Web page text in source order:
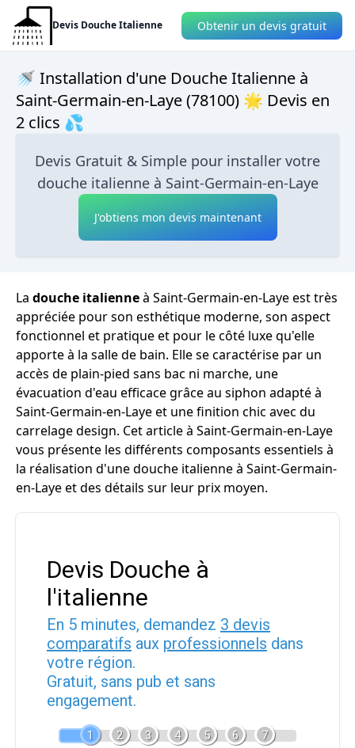
Devis Douche Italienne Obtenir un devis gratuit
🚿 Installation d'une Douche Italienne à
Saint-Germain-en-Laye (78100) 🌟 Devis en
2 clics 💦
Devis Gratuit & Simple pour installer votre
douche italienne à Saint-Germain-en-Laye
J'obtiens mon devis maintenant
La douche italienneà Saint-Germain-en-Laye est très
appréciée pour son esthétique moderne, son aspect
fonctionnel et pratique et pour le côté luxe qu'elle
apporte à la salle de bain. Elle se caractérise par un
accès de plain-pied sans bac ni marche, une
évacuation d'eau efficace grâce au siphon adapté à
Saint-Germain-en-Laye et une finition chic avec du
carrelage design. Cet article à Saint-Germain-en-Laye
vous présente les différents composants essentiels à
la réalisation d'une douche italienne à Saint-Germain-
en-Laye et des détails sur leur prix moyen.
Devis Douche à
l'italienne
En 5 minutes, demandez 3 devis
comparatifs aux professionnels dans
votre région.
Gratuit, sans pub et sans
engagement.
1 2 3 4 5 6 7